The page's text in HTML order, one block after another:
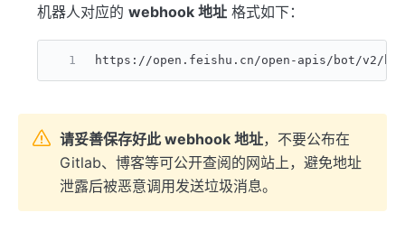
机器人对应的 webhook 地址 格式如下：
https://open.feishu.cn/open-apis/bot/v2/
请妥善保存好此 webhook 地址，不要公布在
Gitlab、博客等可公开查阅的网站上，避免地址
泄露后被恶意调用发送垃圾消息。